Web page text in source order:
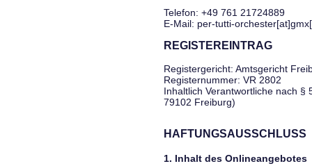
Telefon: +49 761 21724889
E-Mail: per-tutti-
REGISTEREINTRAG
Registergericht: Amtsgericht
Registernummer: VR 2802
Inhaltlich Verantwortliche nach §
79102 Freiburg)
HAFTUNGSAUSSCHLUSS
1. Inhalt des Onlineangebotes